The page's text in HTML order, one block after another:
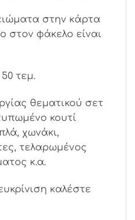
στην κάρτα
στον φάκελο είναι
τεμ.
θεματικού σετ
κουτί
χωνάκι,
τελαρωμένος
κ.α.
καλέστε